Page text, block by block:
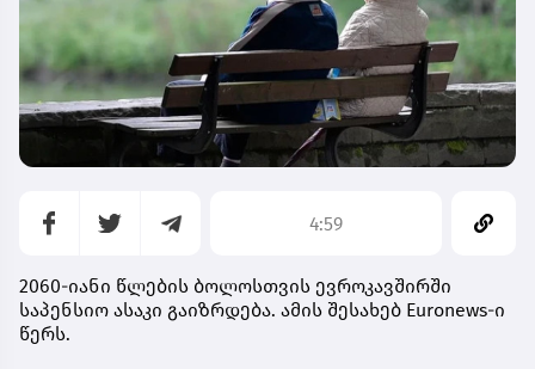
4:59
2060-იანი წლების ბოლოსთვის ევროკავშირში
საპენსიო ასაკი გაიზრდება. ამის შესახებ Euronews-ი
წერს.